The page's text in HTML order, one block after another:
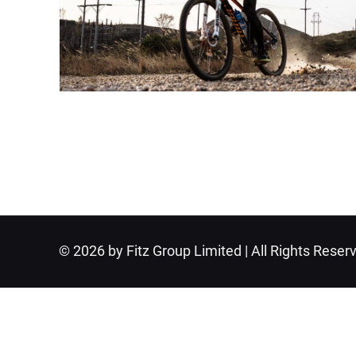
© 2026 by Fitz Group Limited | All Rights